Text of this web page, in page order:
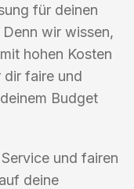
für deinen
wir wissen,
hohen Kosten
dir faire und
Budget
und fairen
deine